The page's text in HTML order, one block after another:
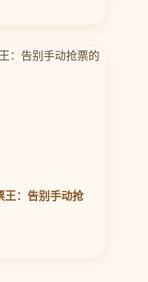
：告别手动抢